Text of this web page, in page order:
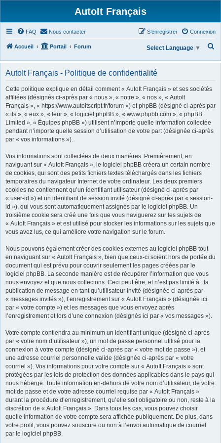
AutoIt Français
FAQ Nous contacter Connexion
S’enregistrer
Accueil Portail Forum
h
r
Select Language ▼
AutoIt Français - Politique de confidentialité
Cette politique explique en détail comment « AutoIt Français » et ses sociétés
affiliées (désignés ci-après par « nous », « notre », « nos », « AutoIt
Français », « https://www.autoitscript.fr/forum ») et phpBB (désigné ci-après par
« ils », « eux », « leur », « logiciel phpBB », « www.phpbb.com », « phpBB
Limited », « Équipes phpBB ») utilisent n’importe quelle information collectée
pendant n’importe quelle session d’utilisation de votre part (désignée ci-après
par « vos informations »).
Vos informations sont collectées de deux manières. Premièrement, en
naviguant sur « AutoIt Français », le logiciel phpBB créera un certain nombre
de cookies, qui sont des petits fichiers textes téléchargés dans les fichiers
temporaires du navigateur Internet de votre ordinateur. Les deux premiers
cookies ne contiennent qu’un identifiant utilisateur (désigné ci-après par
« user-id ») et un identifiant de session invité (désigné ci-après par « session-
id »), qui vous sont automatiquement assignés par le logiciel phpBB. Un
troisième cookie sera créé une fois que vous naviguerez sur les sujets de
« AutoIt Français » et est utilisé pour stocker les informations sur les sujets que
vous avez lus, ce qui améliore votre navigation sur le forum.
Nous pouvons également créer des cookies externes au logiciel phpBB tout
en naviguant sur « AutoIt Français », bien que ceux-ci soient hors de portée du
document qui est prévu pour couvrir seulement les pages créées par le
logiciel phpBB. La seconde manière est de récupérer l’information que vous
nous envoyez et que nous collectons. Ceci peut être, et n’est pas limité à : la
publication de message en tant qu’utilisateur invité (désignée ci-après par
« messages invités »), l’enregistrement sur « AutoIt Français » (désignée ici
par « votre compte ») et les messages que vous envoyez après
l’enregistrement et lors d’une connexion (désignés ici par « vos messages »).
Votre compte contiendra au minimum un identifiant unique (désigné ci-après
par « votre nom d’utilisateur »), un mot de passe personnel utilisé pour la
connexion à votre compte (désigné ci-après par « votre mot de passe »), et
une adresse courriel personnelle valide (désignée ci-après par « votre
courriel »). Vos informations pour votre compte sur « AutoIt Français » sont
protégées par les lois de protection des données applicables dans le pays qui
nous héberge. Toute information en-dehors de votre nom d’utilisateur, de votre
mot de passe et de votre adresse courriel requise par « AutoIt Français »
durant la procédure d’enregistrement, qu’elle soit obligatoire ou non, reste à la
discrétion de « AutoIt Français ». Dans tous les cas, vous pouvez choisir
quelle information de votre compte sera affichée publiquement. De plus, dans
votre profil, vous pouvez souscrire ou non à l’envoi automatique de courriel
par le logiciel phpBB.